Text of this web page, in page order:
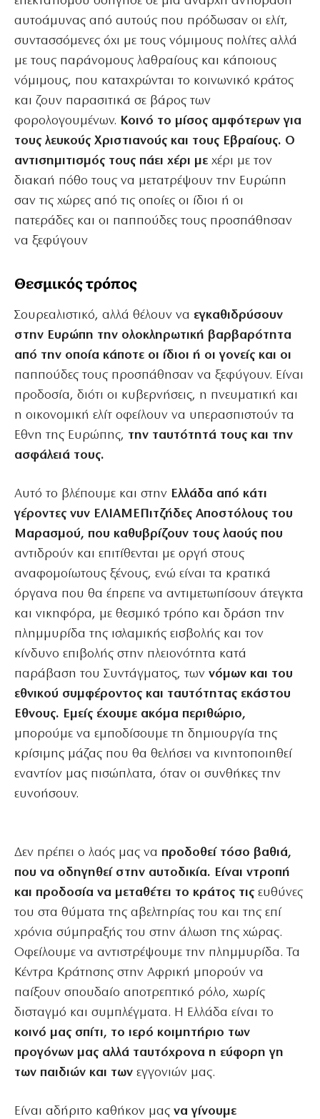
αυτοάμυνας από αυτούς που πρόδωσαν οι ελίτ,
συντασσόμενες όχι με τους νόμιμους πολίτες αλλά
με τους παράνομους λαθραίους και κάποιους
νόμιμους, που καταχρώνται το κοινωνικό κράτος
και ζουν παρασιτικά σε βάρος των
φορολογουμένων. Κοινό το μίσος αμφότερων για
τους λευκούς Χριστιανούς και τους Εβραίους. Ο
αντισημιτισμός τους πάει χέρι με χέρι με τον
διακαή πόθο τους να μετατρέψουν την Ευρώπη
σαν τις χώρες από τις οποίες οι ίδιοι ή οι
πατεράδες και οι παππούδες τους προσπάθησαν
να ξεφύγουν
Θεσμικός τρόπος
Σουρεαλιστικό, αλλά θέλουν να εγκαθιδρύσουν
στην Ευρώπη την ολοκληρωτική βαρβαρότητα
από την οποία κάποτε οι ίδιοι ή οι γονείς και οι
παππούδες τους προσπάθησαν να ξεφύγουν. Είναι
προδοσία, διότι οι κυβερνήσεις, η πνευματική και
η οικονομική ελίτ οφείλουν να υπερασπιστούν τα
Εθνη της Ευρώπης, την ταυτότητά τους και την
ασφάλειά τους.
Αυτό το βλέπουμε και στην Ελλάδα από κάτι
γέροντες νυν ΕΛΙΑΜΕΠιτζήδες Αποστόλους του
Μαρασμού, που καθυβρίζουν τους λαούς που
αντιδρούν και επιτίθενται με οργή στους
αναφομοίωτους ξένους, ενώ είναι τα κρατικά
όργανα που θα έπρεπε να αντιμετωπίσουν άτεγκτα
και νικηφόρα, με θεσμικό τρόπο και δράση την
πλημμυρίδα της ισλαμικής εισβολής και τον
κίνδυνο επιβολής στην πλειονότητα κατά
παράβαση του Συντάγματος, των νόμων και του
εθνικού συμφέροντος και ταυτότητας εκάστου
Εθνους. Εμείς έχουμε ακόμα περιθώριο,
μπορούμε να εμποδίσουμε τη δημιουργία της
κρίσιμης μάζας που θα θελήσει να κινητοποιηθεί
εναντίον μας πισώπλατα, όταν οι συνθήκες την
ευνοήσουν.
Δεν πρέπει ο λαός μας να προδοθεί τόσο βαθιά,
που να οδηγηθεί στην αυτοδικία. Είναι ντροπή
και προδοσία να μεταθέτει το κράτος τις ευθύνες
του στα θύματα της αβελτηρίας του και της επί
χρόνια σύμπραξής του στην άλωση της χώρας.
Οφείλουμε να αντιστρέψουμε την πλημμυρίδα. Τα
Κέντρα Κράτησης στην Αφρική μπορούν να
παίξουν σπουδαίο αποτρεπτικό ρόλο, χωρίς
δισταγμό και συμπλέγματα. Η Ελλάδα είναι το
κοινό μας σπίτι, το ιερό κοιμητήριο των
προγόνων μας αλλά ταυτόχρονα η εύφορη γη
των παιδιών και των εγγονιών μας.
Είναι αδήριτο καθήκον μαςνα γίνουμε